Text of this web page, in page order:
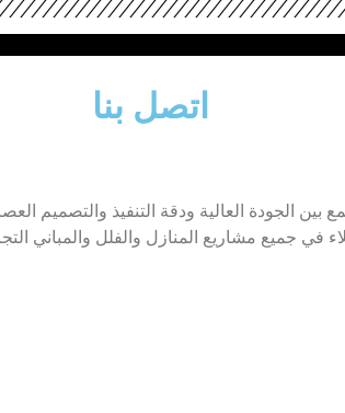
اتصل بنا
الجودة العالية ودقة التنفيذ والتصميم
جميع مشاريع المنازل والفلل والمباني